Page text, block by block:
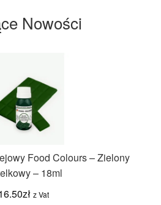
Nowości
Food Colours – Zielony
– 18ml
zł z Vat